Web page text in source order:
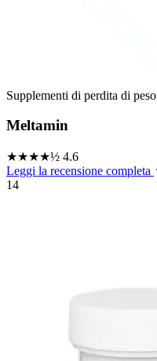
Supplementi di perdita di peso
Meltamin
★★★★½ 4.6
Leggi la recensione completa
14